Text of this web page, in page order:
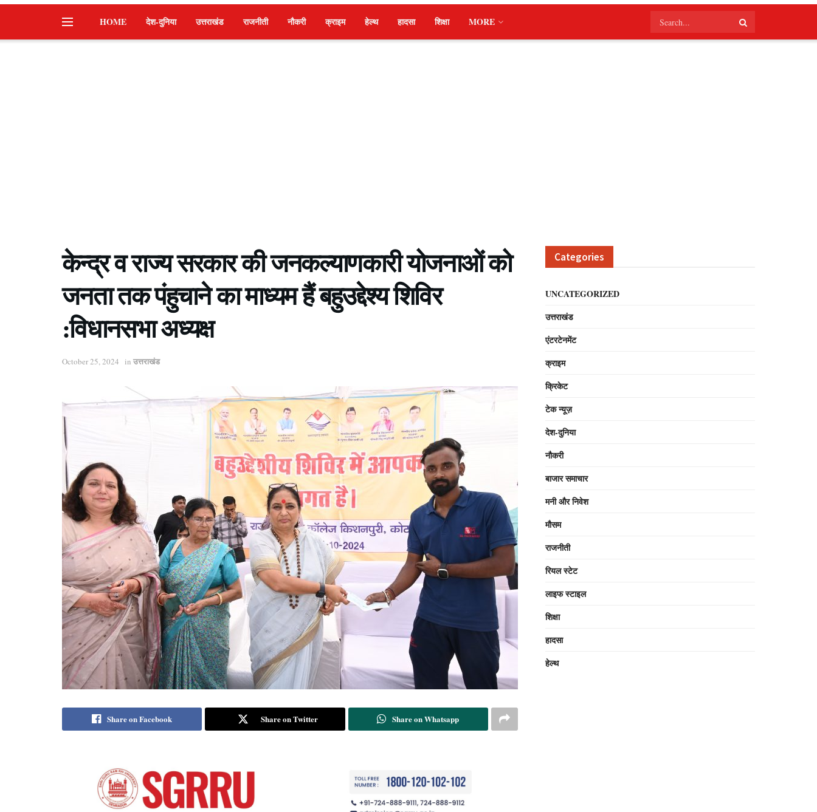
HOME देश-दुनिया उत्तराखंड राजनीती नौकरी क्राइम हेल्थ हादसा शिक्षा MORE
केन्द्र व राज्य सरकार की जनकल्याणकारी योजनाओं को
जनता तक पंहुचाने का माध्यम हैं बहुउद्देश्य शिविर
:विधानसभा अध्यक्ष
October 25, 2024 in उत्तराखंड
Share on Facebook Share on Twitter Share on Whatsapp
Categories
UNCATEGORIZED
उत्तराखंड
एंटरटेनमेंट
क्राइम
क्रिकेट
टेक न्यूज़
देश-दुनिया
नौकरी
बाजार समाचार
मनी और निवेश
मौसम
राजनीती
रियल स्टेट
लाइफ स्टाइल
शिक्षा
हादसा
हेल्थ